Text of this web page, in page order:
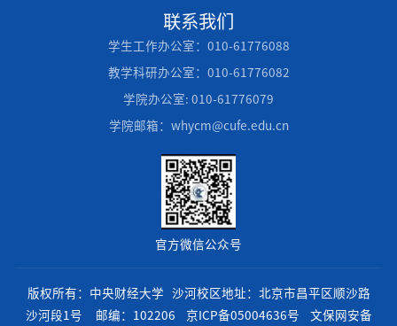
联系我们
学生工作办公室：010-61776088
教学科研办公室：010-61776082
学院办公室: 010-61776079
学院邮箱：whycm@cufe.edu.cn
官方微信公众号
版权所有：中央财经大学 沙河校区地址：北京市昌平区顺沙路
沙河段1号 邮编：102206
京ICP备05004636号 文保网安备